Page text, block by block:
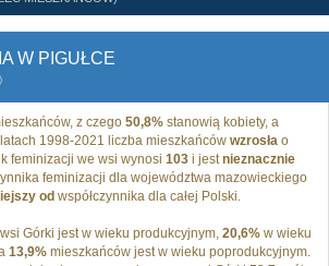
W PIGUŁCE
z czego 50,8% stanowią kobiety, a
1998-2021 liczba mieszkańców wzrosła o
feminizacji we wsi wynosi 103 i jestnieznacznie
feminizacji dla województwa mazowieckiego
od współczynnika dla całej Polski.
Górki jest w wieku produkcyjnym, 20,6% w wieku
13,9% mieszkańców jest w wieku poprodukcyjnym.